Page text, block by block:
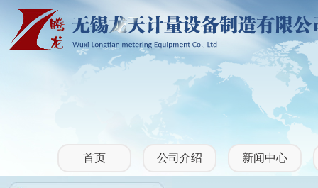
首页 公司介绍 新闻中心